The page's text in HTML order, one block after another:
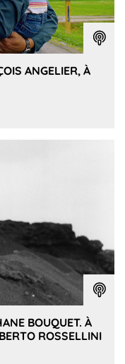
ANGELIER, À
BOUQUET. À
ROSSELLINI